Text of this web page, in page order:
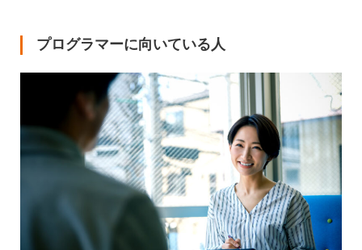
プログラマーに向いている人